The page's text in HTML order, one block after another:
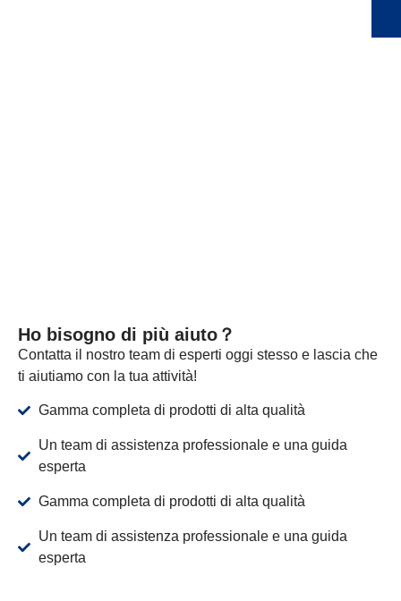
Ho bisogno di più aiuto？
Contatta il nostro team di esperti oggi stesso e lascia che
ti aiutiamo con la tua attività!
Gamma completa di prodotti di alta qualità
Un team di assistenza professionale e una guida
esperta
Gamma completa di prodotti di alta qualità
Un team di assistenza professionale e una guida
esperta